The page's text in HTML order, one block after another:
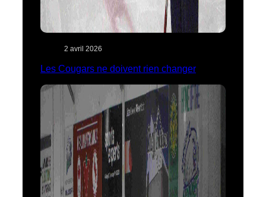
2 avril 2026
Les Cougars ne doivent rien changer